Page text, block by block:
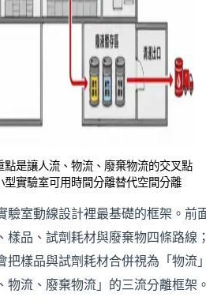
點是讓人流、物流、廢棄物流的交叉點
型實驗室可用時間分離替代空間分離
驗室動線設計裡最基礎的框架。前
樣品、試劑耗材與廢棄物四條路線
把樣品與試劑耗材合併視為「物流
物流、廢棄物流」的三流分離框架